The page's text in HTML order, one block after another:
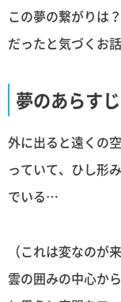
この夢の繋がりは
だったと気づくお話
夢のあらすじ
外に出ると遠くの
っていて、ひし形
でいる…
（これは変なのが
雲の囲みの中心か